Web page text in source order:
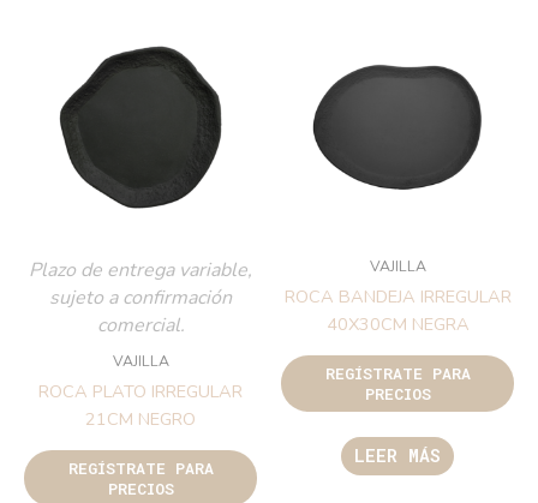
Plazo de entrega variable,
sujeto a confirmación
comercial.
VAJILLA
ROCA PLATO IRREGULAR
21CM NEGRO
REGÍSTRATE PARA
PRECIOS
VAJILLA
ROCA BANDEJA IRREGULAR
40X30CM NEGRA
REGÍSTRATE PARA
PRECIOS
LEER MÁS